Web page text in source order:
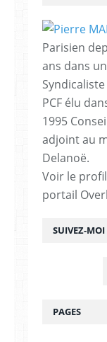
SUIVEZ-MOI
Parisien
ans dans
PCF élu
1995
adjoint au
Delanoë.
Voir le
portail
PAGES